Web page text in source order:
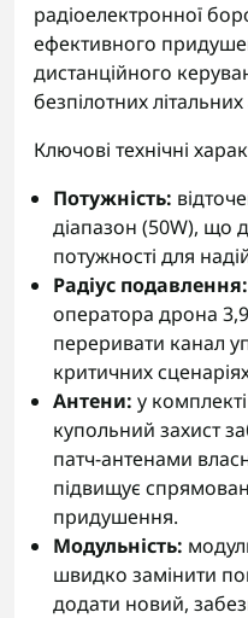
радіоелектронної
ефективного
дистанційного
безпілотних літальних
Ключові технічні
Потужність:
діапазон (50W), що
потужності для
Радіус подавлення:
оператора дрона
переривати канал
критичних
Антени: у
купольний захист
патч-антенами
підвищує
придушення.
Модульність:
швидко замінити
додати новий,